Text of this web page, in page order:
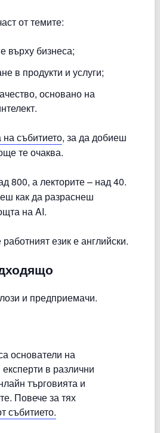
от темите:
върху бизнеса;
в продукти и услуги;
основано на
на събитието, за да добиеш
те очаква.
800, а лекторите – над 40.
как да разраснеш
на AI.
език е английски.
и предприемачи.
основатели на
в различни
търговията и
Повече за тях
събитието.